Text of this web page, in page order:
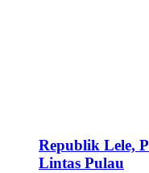
Republik Lele,
Lintas Pulau